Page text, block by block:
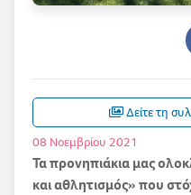
Δείτε τη
08 Νοεμβρίου 2021
Τα προνηπιάκια μας
και αθλητισμός» που